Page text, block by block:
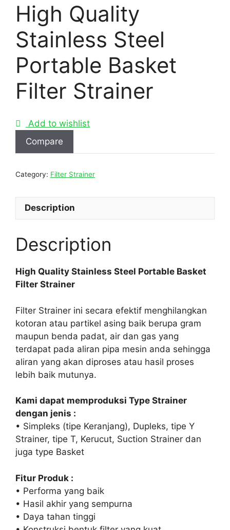
High Quality
Stainless Steel
Portable Basket
Filter Strainer
Add to wishlist
Compare
Category: Filter Strainer
Description
Description
High Quality Stainless Steel Portable Basket
Filter Strainer
Filter Strainer ini secara efektif menghilangkan
kotoran atau partikel asing baik berupa gram
maupun benda padat, air dan gas yang
terdapat pada aliran pipa mesin anda sehingga
aliran yang akan diproses atau hasil proses
lebih baik mutunya.
Kami dapat memproduksi Type Strainer
dengan jenis :
• Simpleks (tipe Keranjang), Dupleks, tipe Y
Strainer, tipe T, Kerucut, Suction Strainer dan
juga type Basket
Fitur Produk :
• Performa yang baik
• Hasil akhir yang sempurna
• Daya tahan tinggi